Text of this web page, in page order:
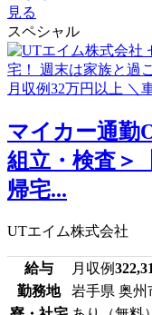
見る
スペシャル
マイカー通勤
組立・検査＞
帰宅...
UTエイム株式会社
給与 月収例
勤務地
岩手県 奥州